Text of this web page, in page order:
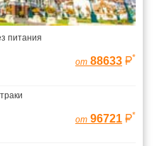
питания
от 88633 *
от 96721 *